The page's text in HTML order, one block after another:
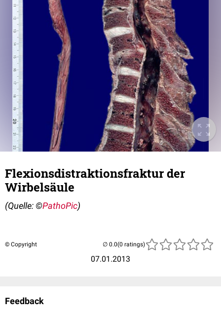
Flexionsdistraktionsfraktur der
Wirbelsäule
(Quelle: ©PathoPic)
© Copyright
07.01.2013
(0 ratings)
Feedback